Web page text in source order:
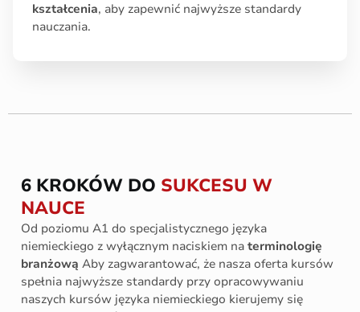
kształcenia, aby zapewnić najwyższe standardy
nauczania.
6 KROKÓW DO SUKCESU W
NAUCE
Od poziomu A1 do specjalistycznego języka
niemieckiego z wyłącznym naciskiem na terminologię
branżową Aby zagwarantować, że nasza oferta kursów
spełnia najwyższe standardy przy opracowywaniu
naszych kursów języka niemieckiego kierujemy się